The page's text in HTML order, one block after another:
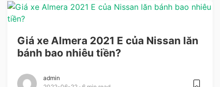
Giá xe Almera 2021 E của Nissan lăn
bánh bao nhiêu tiền?
admin